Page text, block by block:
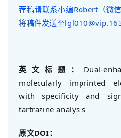
荐稿请联系小编Robert（微
将稿件发送至
英文标题： Dual-
molecularly imprinted
with specificity and
tartrazine analysis
原文DOI：